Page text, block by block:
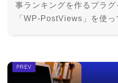
事ランキングを作るプラグ
「WP-PostViews」を使っ